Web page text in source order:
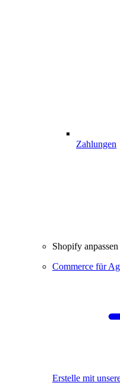
Zahlungen
Shopify
Commerce für
Erstelle mit